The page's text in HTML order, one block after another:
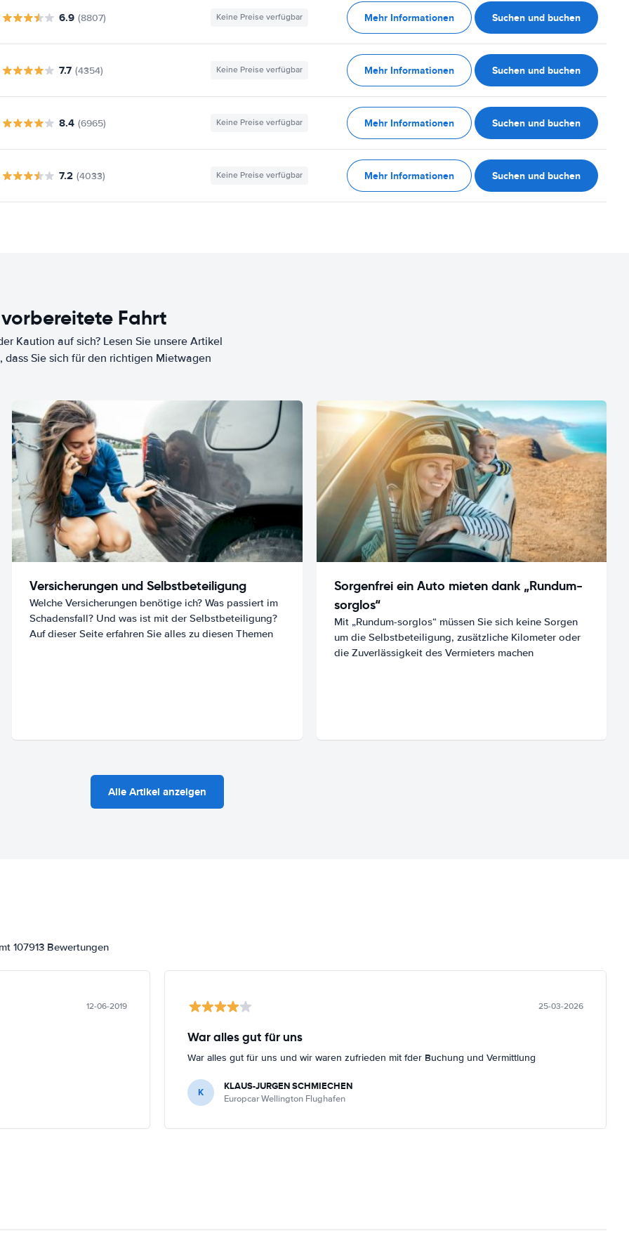
6.9 (8807) Keine Preise verfügbar Mehr Informationen Suchen und buchen
7.7 (4354) Keine Preise verfügbar Mehr Informationen Suchen und buchen
8.4 (6965) Keine Preise verfügbar Mehr Informationen Suchen und buchen
7.2 (4033) Keine Preise verfügbar Mehr Informationen Suchen und buchen
Fahrt
Kaution auf sich? Lesen Sie unsere Artikel
Sie sich für den richtigen Mietwagen
Versicherungen und Selbstbeteiligung
Welche Versicherungen benötige ich? Was passiert im
Schadensfall? Und was ist mit der Selbstbeteiligung?
Auf dieser Seite erfahren Sie alles zu diesen Themen
Sorgenfrei ein Auto mieten dank „Rundum-
sorglos“
Mit „Rundum-sorglos“ müssen Sie sich keine Sorgen
um die Selbstbeteiligung, zusätzliche Kilometer oder
die Zuverlässigkeit des Vermieters machen
Alle Artikel anzeigen
107913 Bewertungen
12-06-2019 25-03-2026
War alles gut für uns
War alles gut für uns und wir waren zufrieden mit fder Buchung und Vermittlung
K KLAUS-JURGEN SCHMIECHEN
Europcar Wellington Flughafen